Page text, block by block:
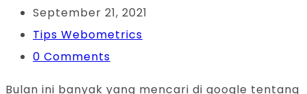
September 21, 2021
Tips Webometrics
0 Comments
Bulan ini banyak yang mencari di google tentang